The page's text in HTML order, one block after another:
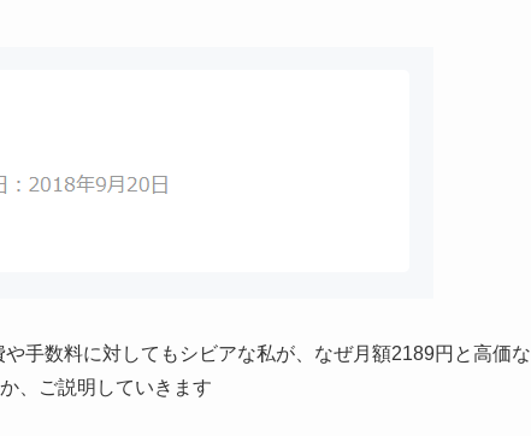
手数料に対してもシビアな私が、なぜ月額2189円と高価な
、ご説明していきます